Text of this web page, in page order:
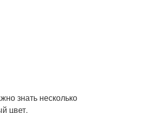
знать несколько
цвет.